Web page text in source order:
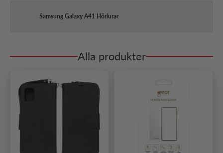
Samsung Galaxy A41 Hörlurar
Alla produkter